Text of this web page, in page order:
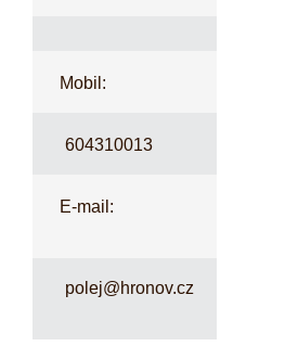
Mobil:
604310013
E-mail:
polej@hronov.cz